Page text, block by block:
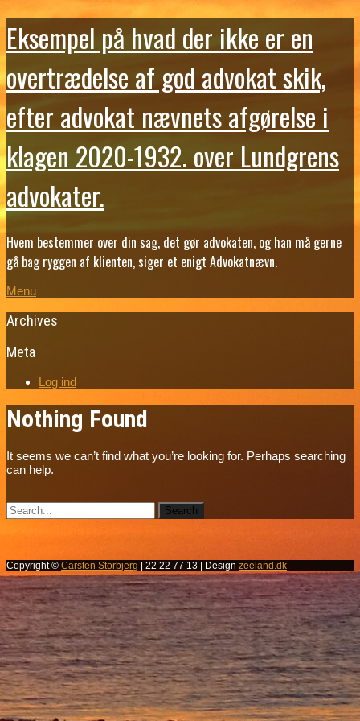
Eksempel på hvad der ikke er en
overtrædelse af god advokat skik,
efter advokat nævnets afgørelse i
klagen 2020-1932. over Lundgrens
advokater.
Hvem bestemmer over din sag, det gør advokaten, og han må gerne
gå bag ryggen af klienten, siger et enigt Advokatnævn.
Menu
Archives
Meta
Log ind
Nothing Found
It seems we can’t find what you’re looking for. Perhaps searching
can help.
Copyright © Carsten Storbjerg | 22 22 77 13 | Design zeeland.dk